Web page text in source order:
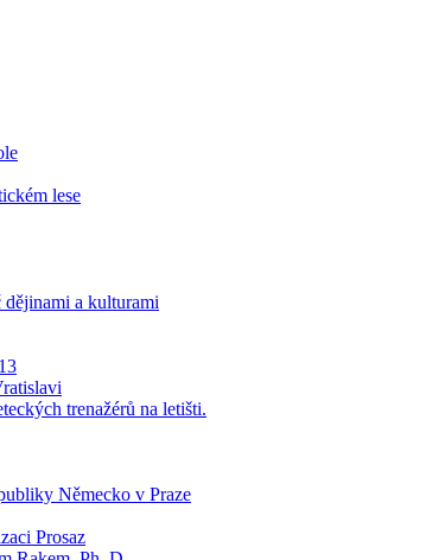
lese
dějinami a kulturami
trenažérů na letišti.
Německo v Praze
Prosaz